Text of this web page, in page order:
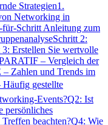
Strategien1.
Networking in
Schritt Anleitung zum
Schritt 2:
3: Erstellen Sie wertvolle
– Vergleich der
Zahlen und Trends im
Häufig gestellte
Events?Q2: Ist
persönliches
beachten?Q4: Wie